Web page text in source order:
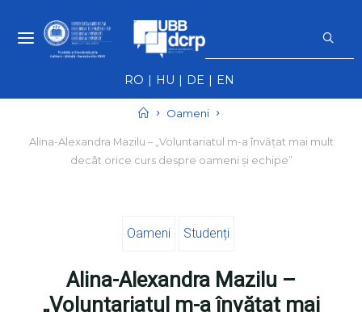
EVENIMENTE
UBB
RO HU DE EN
Home
Oameni
Alina-Alexandra Mazilu – „Voluntariatul m-a învățat mai mult
decât orice curs despre oameni și echipe”
Oameni Studenți
Alina-Alexandra Mazilu –
„Voluntariatul m-a învățat mai